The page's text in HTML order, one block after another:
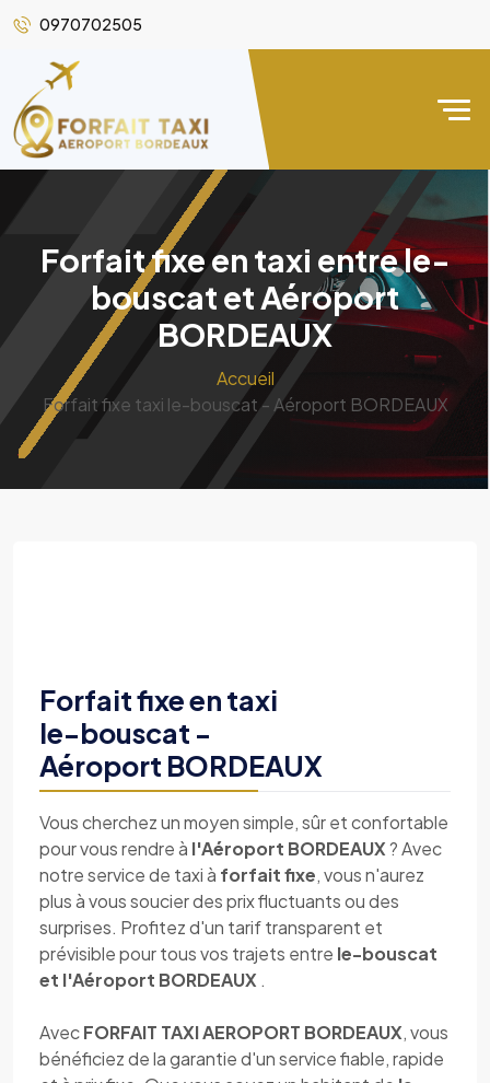
0970702505
Forfait fixe en taxi entre le-
bouscat et Aéroport
BORDEAUX
Accueil
Forfait fixe taxi le-bouscat - Aéroport BORDEAUX
Forfait fixe en taxi
le-bouscat -
Aéroport BORDEAUX
Vous cherchez un moyen simple, sûr et confortable
pour vous rendre à l'Aéroport BORDEAUX? Avec
notre service de taxi à forfait fixe, vous n'aurez
plus à vous soucier des prix fluctuants ou des
surprises. Profitez d'un tarif transparent et
prévisible pour tous vos trajets entre le-bouscat
et l'Aéroport BORDEAUX .
AvecFORFAIT TAXI AEROPORT BORDEAUX, vous
bénéficiez de la garantie d'un service fiable, rapide